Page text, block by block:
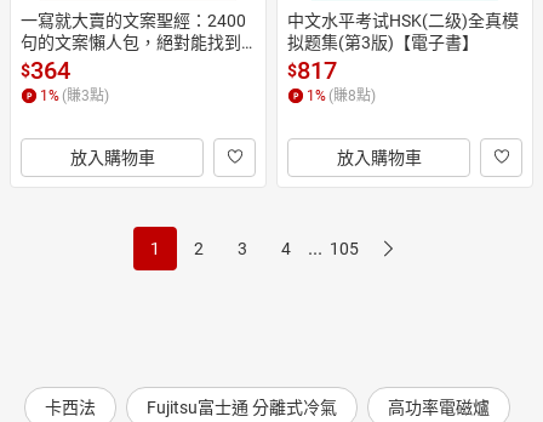
一寫就大賣的文案聖經：2400
句的文案懶人包，絕對能找到
你想要的那一句【電子書】
$364
1 % (賺3點)
放入購物車
中文水平考试HSK(二级)全真模
拟题集(第3版)【電子書】
$817
1 % (賺8點)
放入購物車
1 2 3 4 ... 105
卡西法 Fujitsu富士通 分離式冷氣 高功率電磁爐